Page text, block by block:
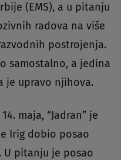
(EMS), a u pitanju
radova na više
postrojenja.
samostalno, a jedina
je upravo njihova.
maja, “Jadran” je
Irig dobio posao
U pitanju je posao